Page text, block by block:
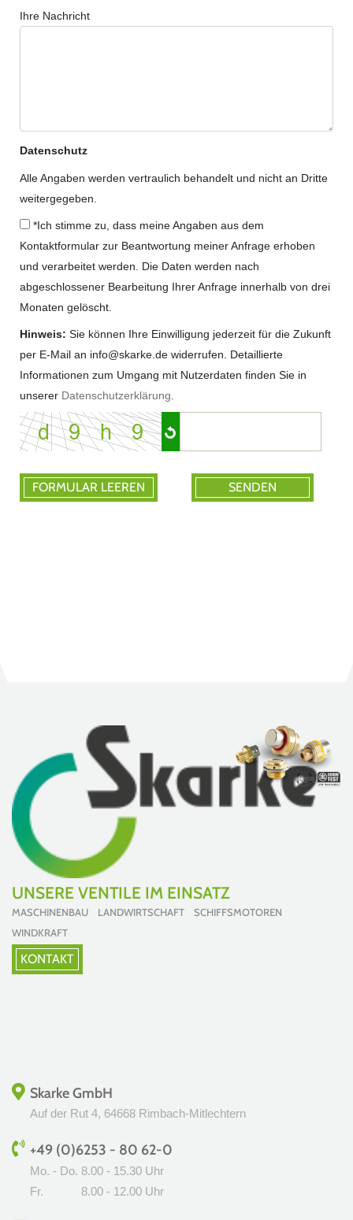
Ihre Nachricht
Datenschutz
Alle Angaben werden vertraulich behandelt und nicht an Dritte
weitergegeben.
*Ich stimme zu, dass meine Angaben aus dem
Kontaktformular zur Beantwortung meiner Anfrage erhoben
und verarbeitet werden. Die Daten werden nach
abgeschlossener Bearbeitung Ihrer Anfrage innerhalb von drei
Monaten gelöscht.
Hinweis: Sie können Ihre Einwilligung jederzeit für die Zukunft
per E-Mail an info@skarke.de widerrufen. Detaillierte
Informationen zum Umgang mit Nutzerdaten finden Sie in
unserer Datenschutzerklärung
FORMULAR LEEREN SENDEN
UNSERE VENTILE IM EINSATZ
MASCHINENBAU LANDWIRTSCHAFT SCHIFFSMOTOREN
WINDKRAFT
KONTAKT
Skarke GmbH
Auf der Rut 4, 64668 Rimbach-Mitlechtern
+49 (0)6253 - 80 62-0
Mo. - Do. 8.00 - 15.30 Uhr
Fr.
8.00 - 12.00 Uhr